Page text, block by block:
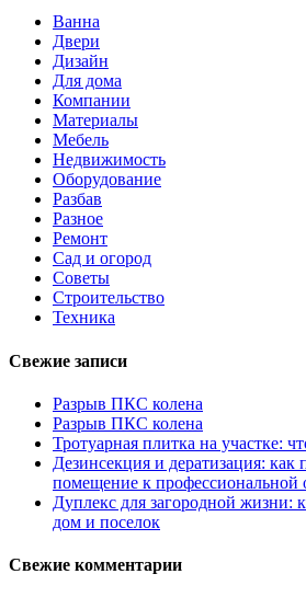
Ванна
Двери
Дизайн
Для дома
Компании
Материалы
Мебель
Недвижимость
Оборудование
Разбав
Разное
Ремонт
Сад и огород
Советы
Строительство
Техника
Свежие записи
Разрыв ПКС колена
Разрыв ПКС колена
Тротуарная плитка на участке:
Дезинсекция и дератизация: как
помещение к профессиональной
Дуплекс для загородной жизни:
дом и поселок
Свежие комментарии